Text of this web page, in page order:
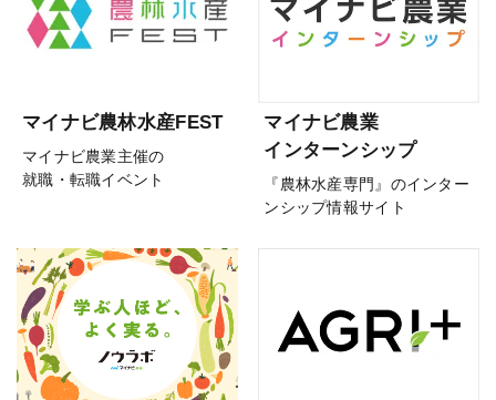
マイナビ農林水産FEST
マイナビ農業主催の
就職・転職イベント
マイナビ農業
インターンシップ
『農林水産専門』のインター
ンシップ情報サイト